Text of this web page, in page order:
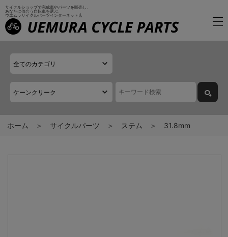
サイクルショップで完成車やパーツを販売し、
あなたに似合う自転車を選ぶ、
ウエムラサイクルパーツインターネット店
ホーム サイクルパーツ ステム 31.8mm